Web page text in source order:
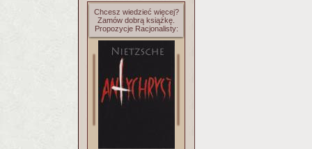
Chcesz wiedzieć więcej?
Zamów dobrą książkę.
Propozycje Racjonalisty: